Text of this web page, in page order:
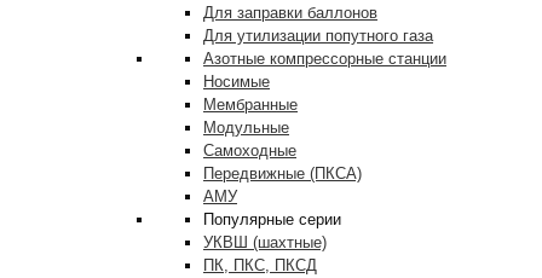
Для заправки баллонов
Для утилизации попутного газа
Азотные компрессорные станции
Носимые
Мембранные
Модульные
Самоходные
Передвижные (ПКСА)
АМУ
Популярные серии
УКВШ (шахтные)
ПК, ПКС, ПКСД